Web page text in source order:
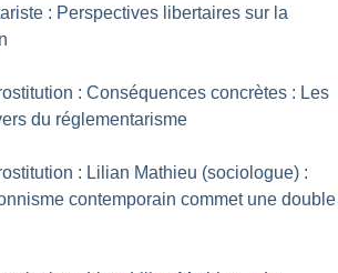
: Perspectives libertaires sur la
: Conséquences concrètes : Les
du réglementarisme
: Lilian Mathieu (sociologue) :
contemporain commet une double